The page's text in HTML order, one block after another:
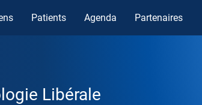
Patients Agenda Partenaires
Libérale